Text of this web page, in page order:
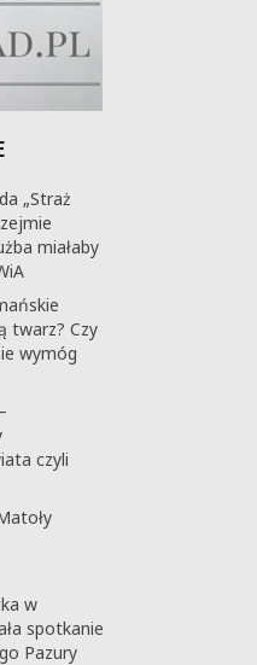
„Straż
miałaby
twarz? Czy
wymóg
czyli
w
spotkanie
Pazury